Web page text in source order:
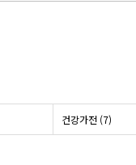
건강가전 (7)